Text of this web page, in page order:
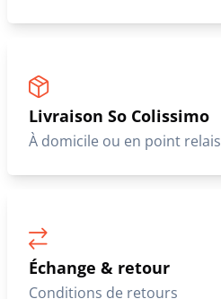
Livraison So Colissimo
À domicile ou en point relais
Échange & retour
Conditions de retours